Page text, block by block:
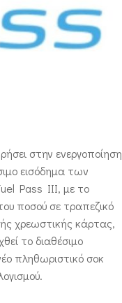
στην ενεργοποίηση
εισόδημα των
Pass III, με το
ποσού σε τραπεζικό
χρεωστικής κάρτας,
το διαθέσιμο
πληθωριστικό σοκ